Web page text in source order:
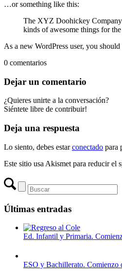
…or something like this:
The XYZ Doohickey Company
kinds of awesome things for
As a new WordPress user, you
0 comentarios
Dejar un comentario
¿Quieres unirte a la conversación?
Siéntete libre de contribuir!
Deja una respuesta
Lo siento, debes estarconectado para
Este sitio usa Akismet para reducir el
Últimas entradas
Ed. Infantil y Primaria.
ESO y Bachillerato. Comienzo